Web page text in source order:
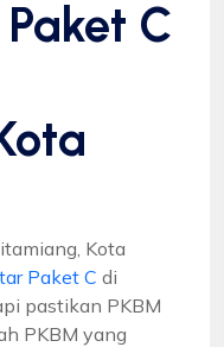
C
Kota
Paket C di
pastikan PKBM
PKBM yang